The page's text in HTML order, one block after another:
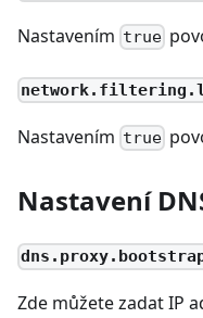
Nastavením true
Nastavením true
Nastavení
Zde můžete zadat IP